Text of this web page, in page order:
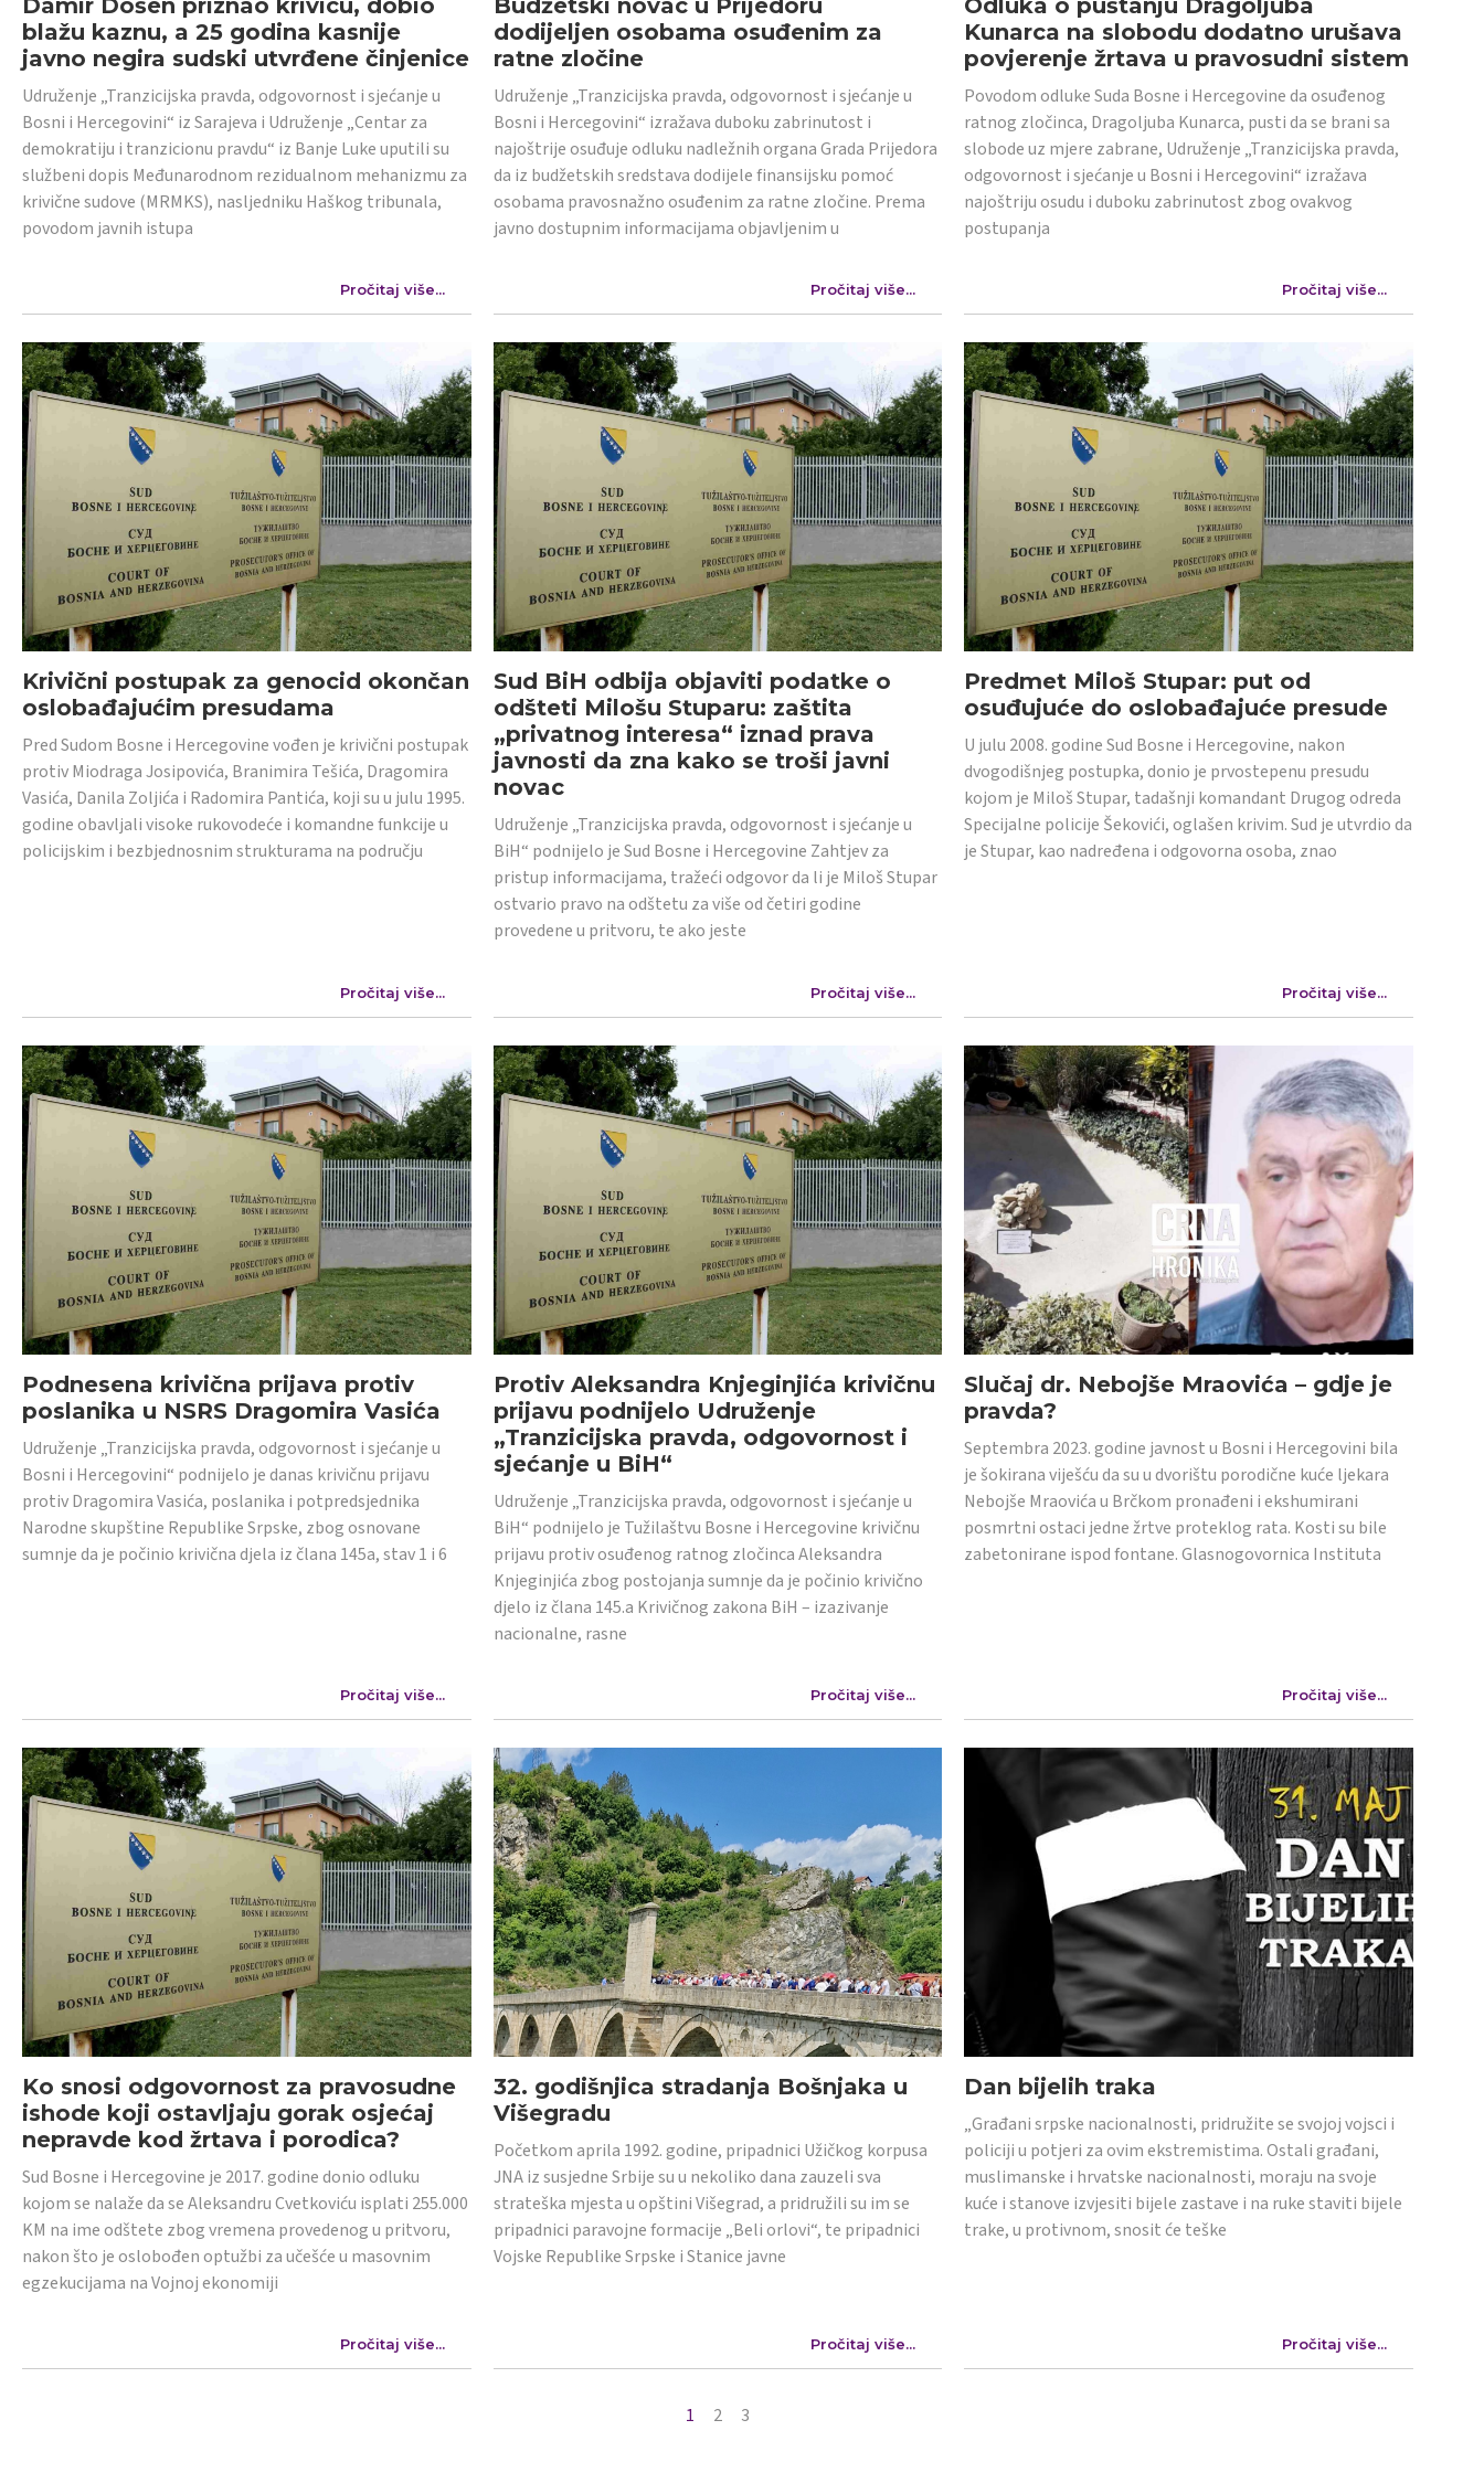
blažu kaznu, a 25 godina kasnije
javno negira sudski utvrđene činjenice
Udruženje „Tranzicijska pravda, odgovornost i sjećanje u
Bosni i Hercegovini“ iz Sarajeva i Udruženje „Centar za
demokratiju i tranzicionu pravdu“ iz Banje Luke uputili su
službeni dopis Međunarodnom rezidualnom mehanizmu za
krivične sudove (MRMKS), nasljedniku Haškog tribunala,
povodom javnih istupa
Pročitaj više...
dodijeljen osobama osuđenim za
ratne zločine
Udruženje „Tranzicijska pravda, odgovornost i sjećanje u
Bosni i Hercegovini“ izražava duboku zabrinutost i
najoštrije osuđuje odluku nadležnih organa Grada Prijedora
da iz budžetskih sredstava dodijele finansijsku pomoć
osobama pravosnažno osuđenim za ratne zločine. Prema
javno dostupnim informacijama objavljenim u
Pročitaj više...
Kunarca na slobodu dodatno urušava
povjerenje žrtava u pravosudni sistem
Povodom odluke Suda Bosne i Hercegovine da osuđenog
ratnog zločinca, Dragoljuba Kunarca, pusti da se brani sa
slobode uz mjere zabrane, Udruženje „Tranzicijska pravda,
odgovornost i sjećanje u Bosni i Hercegovini“ izražava
najoštriju osudu i duboku zabrinutost zbog ovakvog
postupanja
Pročitaj više...
Krivični postupak za genocid okončan
oslobađajućim presudama
Pred Sudom Bosne i Hercegovine vođen je krivični postupak
protiv Miodraga Josipovića, Branimira Tešića, Dragomira
Vasića, Danila Zoljića i Radomira Pantića, koji su u julu 1995.
godine obavljali visoke rukovodeće i komandne funkcije u
policijskim i bezbjednosnim strukturama na području
Pročitaj više...
Sud BiH odbija objaviti podatke o
odšteti Milošu Stuparu: zaštita
„privatnog interesa“ iznad prava
javnosti da zna kako se troši javni
novac
Udruženje „Tranzicijska pravda, odgovornost i sjećanje u
BiH“ podnijelo je Sud Bosne i Hercegovine Zahtjev za
pristup informacijama, tražeći odgovor da li je Miloš Stupar
ostvario pravo na odštetu za više od četiri godine
provedene u pritvoru, te ako jeste
Pročitaj više...
Predmet Miloš Stupar: put od
osuđujuće do oslobađajuće presude
U julu 2008. godine Sud Bosne i Hercegovine, nakon
dvogodišnjeg postupka, donio je prvostepenu presudu
kojom je Miloš Stupar, tadašnji komandant Drugog odreda
Specijalne policije Šekovići, oglašen krivim. Sud je utvrdio da
je Stupar, kao nadređena i odgovorna osoba, znao
Pročitaj više...
Podnesena krivična prijava protiv
poslanika u NSRS Dragomira Vasića
Udruženje „Tranzicijska pravda, odgovornost i sjećanje u
Bosni i Hercegovini“ podnijelo je danas krivičnu prijavu
protiv Dragomira Vasića, poslanika i potpredsjednika
Narodne skupštine Republike Srpske, zbog osnovane
sumnje da je počinio krivična djela iz člana 145a, stav 1 i 6
Pročitaj više...
Protiv Aleksandra Knjeginjića krivičnu
prijavu podnijelo Udruženje
„Tranzicijska pravda, odgovornost i
sjećanje u BiH“
Udruženje „Tranzicijska pravda, odgovornost i sjećanje u
BiH“ podnijelo je Tužilaštvu Bosne i Hercegovine krivičnu
prijavu protiv osuđenog ratnog zločinca Aleksandra
Knjeginjića zbog postojanja sumnje da je počinio krivično
djelo iz člana 145.a Krivičnog zakona BiH – izazivanje
nacionalne, rasne
Pročitaj više...
Slučaj dr. Nebojše Mraovića – gdje je
pravda?
Septembra 2023. godine javnost u Bosni i Hercegovini bila
je šokirana viješću da su u dvorištu porodične kuće ljekara
Nebojše Mraovića u Brčkom pronađeni i ekshumirani
posmrtni ostaci jedne žrtve proteklog rata. Kosti su bile
zabetonirane ispod fontane. Glasnogovornica Instituta
Pročitaj više...
Ko snosi odgovornost za pravosudne
ishode koji ostavljaju gorak osjećaj
nepravde kod žrtava i porodica?
Sud Bosne i Hercegovine je 2017. godine donio odluku
kojom se nalaže da se Aleksandru Cvetkoviću isplati 255.000
KM na ime odštete zbog vremena provedenog u pritvoru,
nakon što je oslobođen optužbi za učešće u masovnim
egzekucijama na Vojnoj ekonomiji
Pročitaj više...
32. godišnjica stradanja Bošnjaka u
Višegradu
Početkom aprila 1992. godine, pripadnici Užičkog korpusa
JNA iz susjedne Srbije su u nekoliko dana zauzeli sva
strateška mjesta u opštini Višegrad, a pridružili su im se
pripadnici paravojne formacije „Beli orlovi“, te pripadnici
Vojske Republike Srpske i Stanice javne
Pročitaj više...
Dan bijelih traka
„Građani srpske nacionalnosti, pridružite se svojoj vojsci i
policiji u potjeri za ovim ekstremistima. Ostali građani,
muslimanske i hrvatske nacionalnosti, moraju na svoje
kuće i stanove izvjesiti bijele zastave i na ruke staviti bijele
trake, u protivnom, snosit će teške
Pročitaj više...
1 2 3